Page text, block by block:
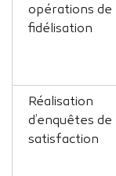
opérations de
fidélisation
Réalisation
d’enquêtes de
satisfaction